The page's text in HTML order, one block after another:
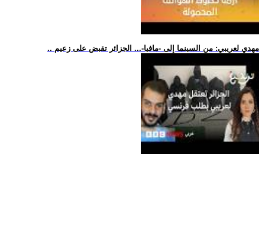
.. مهدي لعريبي: من السينما إلى -مافيا-... الجزائر تقبض على زعيم